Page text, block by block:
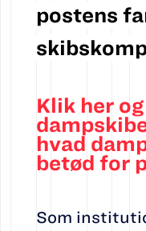
postens
Klik her
hvad
betød for
Som